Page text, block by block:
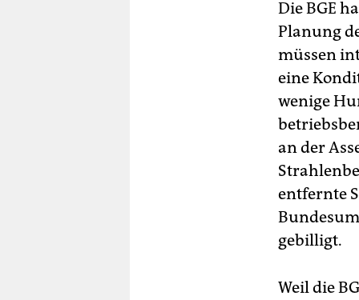
Die BGE
Planung
müssen
eine
wenige
an der
entfernte
gebilligt.
Weil die